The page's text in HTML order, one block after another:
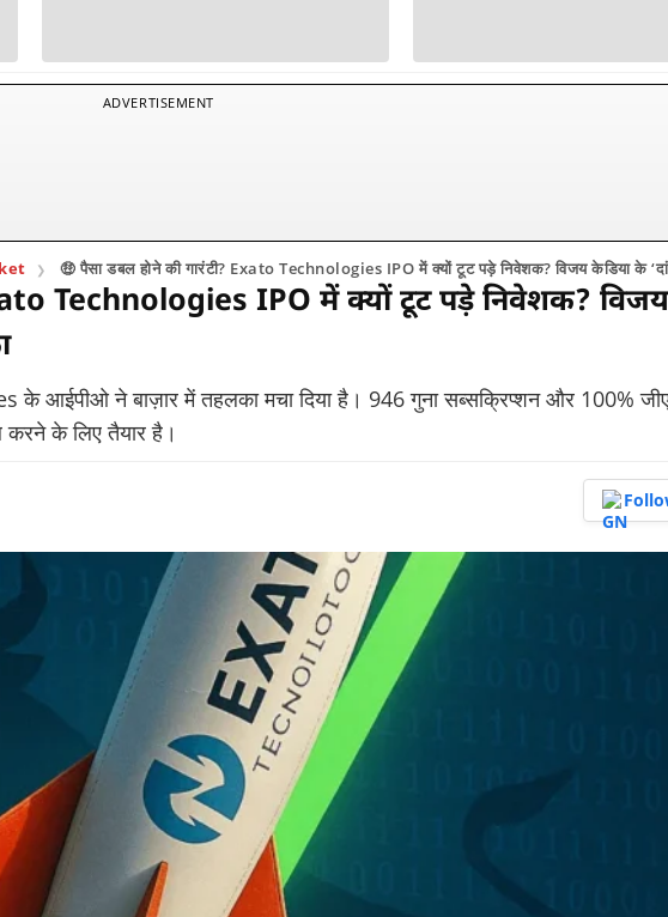
ADVERTISEMENT
🤑 पैसा डबल होने की गारंटी? Exato Technologies IPO में क्यों टूट पड़े निवेशक? विजय केडिया के
Technologies IPO में क्यों टूट पड़े निवेशक? विजय
के आईपीओ ने बाज़ार में तहलका मचा दिया है। 946 गुना सब्सक्रिप्शन और 100%
के लिए तैयार है।